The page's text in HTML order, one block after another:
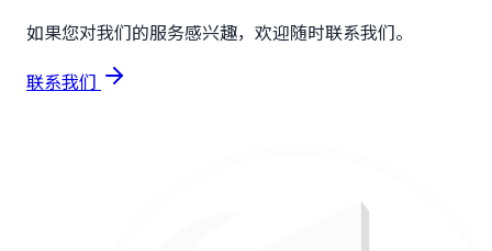
如果您对我们的服务感兴趣，欢迎随时联系我们。
联系我们